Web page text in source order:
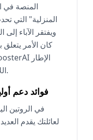
المنصة في
المنزلية" التي
ويفتقر الآباء
كان الأمر يتعلق
اللازم لبيئة تعليمية منتجة وإيجابية.
فوائد دعم
لعائلتك يقدم